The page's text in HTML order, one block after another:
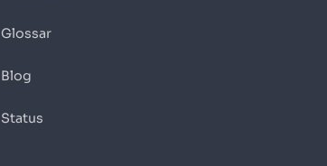
Glossar
Blog
Status